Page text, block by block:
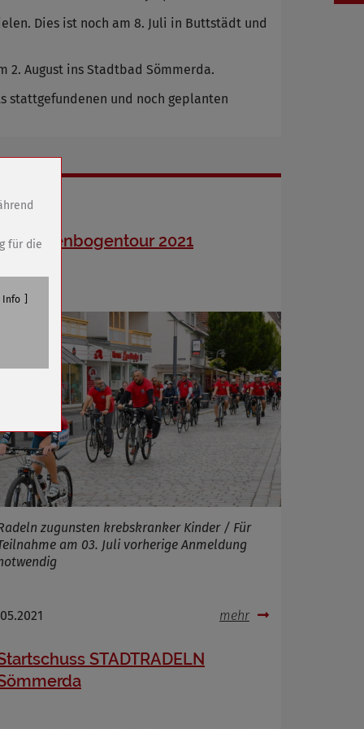
Dies ist noch am 8. Juli in Buttstädt und
2. August ins Stadtbad Sömmerda.
stattgefundenen und noch geplanten
Regenbogentour 2021
zugunsten krebskranker Kinder / Für
am 03. Juli vorherige Anmeldung
mehr
STADTRADELN
für die
Info